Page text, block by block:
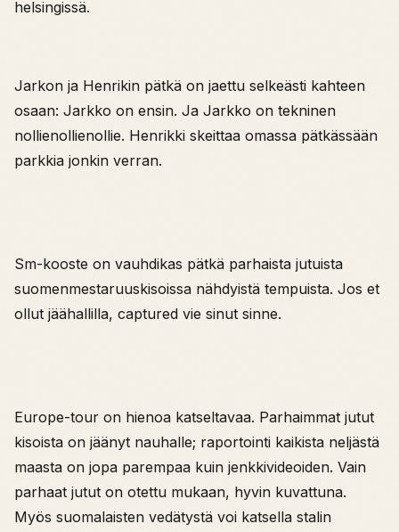
helsingissä.
Jarkon ja Henrikin pätkä on jaettu selkeästi kahteen
osaan: Jarkko on ensin. Ja Jarkko on tekninen
nollienollienollie. Henrikki skeittaa omassa pätkässään
parkkia jonkin verran.
Sm-kooste on vauhdikas pätkä parhaista jutuista
suomenmestaruuskisoissa nähdyistä tempuista. Jos et
ollut jäähallilla, captured vie sinut sinne.
Europe-tour on hienoa katseltavaa. Parhaimmat jutut
kisoista on jäänyt nauhalle; raportointi kaikista neljästä
maasta on jopa parempaa kuin jenkkivideoiden. Vain
parhaat jutut on otettu mukaan, hyvin kuvattuna.
Myös suomalaisten vedätystä voi katsella stalin